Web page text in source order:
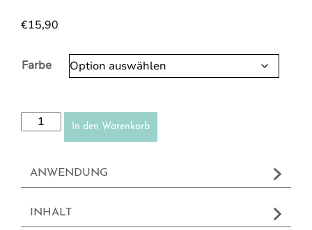
€15,90
Farbe
Permanent Lippenstift Menge
In den Warenkorb
ANWENDUNG
INHALT